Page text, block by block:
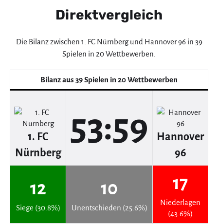
Direktvergleich
Die Bilanz zwischen 1. FC Nürnberg und Hannover 96 in 39
Spielen in 20 Wettbewerben.
Bilanz aus 39 Spielen in 20 Wettbewerben
1. FC
Nürnberg
53:59
Hannover
96
12
Siege (30.8%)
10
Unentschieden (25.6%)
17
Niederlagen
(43.6%)